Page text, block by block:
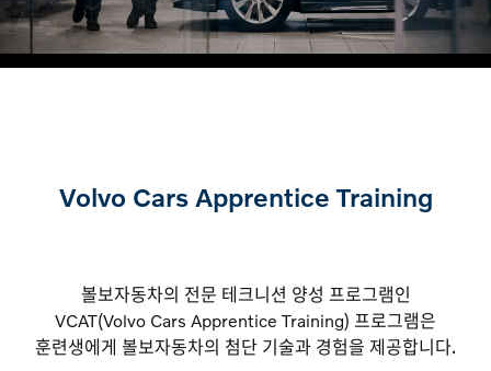
Volvo Cars Apprentice Training
볼보자동차의 전문 테크니션 양성 프로그램인
VCAT(Volvo Cars Apprentice Training) 프로그램은
훈련생에게 볼보자동차의 첨단 기술과 경험을 제공합니다.
전시장 찾기
이벤트
TAEYOUNG MOTORS